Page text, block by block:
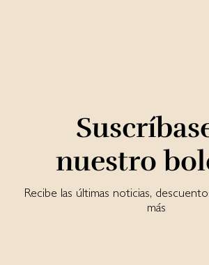
nuestro
Recibe las últimas noticias,
más